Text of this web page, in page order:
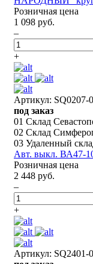
Розничная цена
1 098 руб.
–
+
Артикул: SQ0207-
под заказ
01 Склад
02 Склад
03 Удаленный
Авт. выкл. ВА47-
Розничная цена
2 448 руб.
–
+
Артикул: SQ2401-